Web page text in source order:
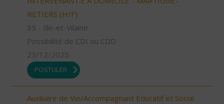
RETIERS (H/F)
35 - Ille-et-Vilaine
Possibilité de CDI ou CDD
23/12/2025
POSTULER
Auxiliaire de Vie/Accompagnant Educatif et Social